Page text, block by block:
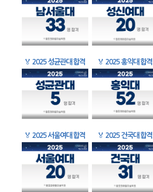
🏅 2025 성균관대 합격 🏅 2025 홍익대 합격
🏅 2025 서울여대 합격 🏅 2025 건국대 합격